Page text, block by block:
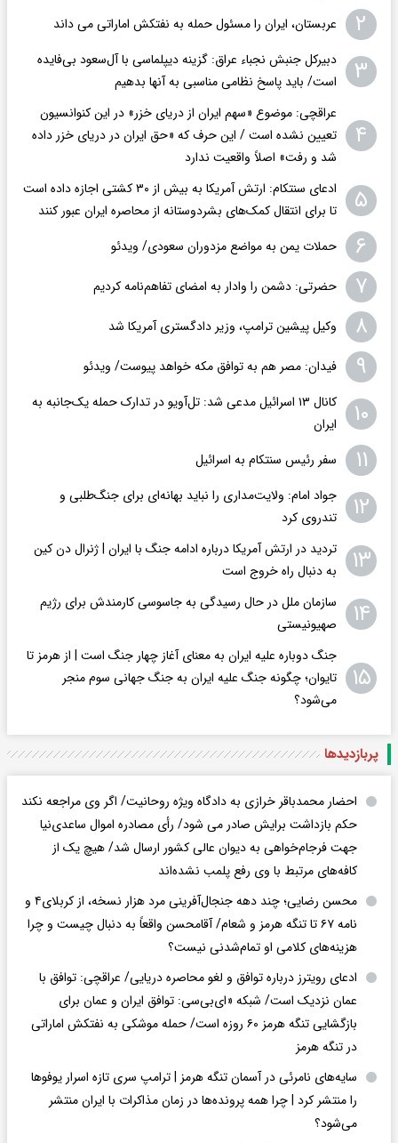
۲ عربستان، ایران را مسئول حمله به نفتکش اماراتی می داند
۳
دبیرکل جنبش نجباء عراق: گزینه دیپلماسی با آل‌سعود بی‌فایده
است/ باید پاسخ نظامی مناسبی به آنها بدهیم
۴
عراقچی: موضوع «سهم ایران از دریای خزر» در این کنوانسیون
تعیین نشده است / این حرف که «حق ایران در دریای خزر داده
شد و رفت» اصلاً واقعیت ندارد
۵
ادعای سنتکام: ارتش آمریکا به بیش از ۳۰ کشتی اجازه داده است
تا برای انتقال کمک‌های بشردوستانه از محاصره ایران عبور کنند
۶ حملات یمن به مواضع مزدوران سعودی/ ویدئو
۷ حضرتی: دشمن را وادار به امضای تفاهم‌نامه کردیم
۸ وکیل پیشین ترامپ، وزیر دادگستری آمریکا شد
۹ فیدان: مصر هم به توافق مکه خواهد پیوست/ ویدئو
۱۰
کانال ۱۳ اسرائیل مدعی شد: تل‌آویو در تدارک حمله یک‌جانبه به
ایران
۱۱ سفر رئیس سنتکام به اسرائیل
۱۲
جواد امام: ولایت‌مداری را نباید بهانه‌ای برای جنگ‌طلبی و
تندروی کرد
۱۳
تردید در ارتش آمریکا درباره ادامه جنگ با ایران | ژنرال دن کین
به دنبال راه خروج است
۱۴
سازمان ملل در حال رسیدگی به جاسوسی کارمندش برای رژیم
صهیونیستی
۱۵
جنگ دوباره علیه ایران به معنای آغاز چهار جنگ است | از هرمز تا
تایوان؛ چگونه جنگ علیه ایران به جنگ جهانی سوم منجر
می‌شود؟
پربازدید‌ها
احضار محمدباقر خرازی به دادگاه ویژه روحانیت/ اگر وی مراجعه نکند
حکم بازداشت برایش صادر می شود/ رأی مصادره اموال ساعدی‌نیا
جهت فرجام‌خواهی به دیوان عالی کشور ارسال شد/ هیچ یک از
کافه‌های مرتبط با وی رفع پلمب نشده‌اند
محسن رضایی؛ چند دهه جنجال‌آفرینی مرد هزار نسخه، از کربلای۴ و
نامه ۶۷ تا تنگه هرمز و شعام/ آقا‌محسن واقعاً به دنبال چیست و چرا
هزینه‌های کلامی او تمام‌شدنی نیست؟
ادعای رویترز درباره توافق و لغو محاصره دریایی/ عراقچی: توافق با
عمان نزدیک است/ شبکه «ای‌بی‌سی: توافق ایران و عمان برای
بازگشایی تنگه هرمز ۶۰ روزه است/ حمله موشکی به نفتکش اماراتی
در تنگه هرمز
سایه‌های نامرئی در آسمان تنگه هرمز | ترامپ سری تازه اسرار یوفوها
را منتشر کرد | چرا همه پرونده‌ها در زمان مذاکرات با ایران منتشر
می‌شود؟